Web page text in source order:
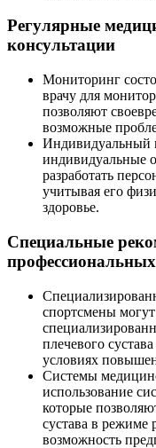
Регулярные
консультации
Мониторинг
врачу для
позволяют
возможные
Индивидуальный
индивидуальные
разработать
учитывая его
здоровье.
Специальные
спортсмены могут
плечевого
условиях
Системы
использование
которые
сустава в режиме
возможность